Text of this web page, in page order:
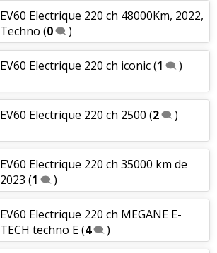
EV60 Electrique 220 ch 48000Km, 2022,
Techno (0 )
EV60 Electrique 220 ch iconic(1 )
EV60 Electrique 220 ch 2500 (2 )
EV60 Electrique 220 ch 35000 km de
2023 (1 )
EV60 Electrique 220 ch MEGANE E-
TECH techno E(4 )